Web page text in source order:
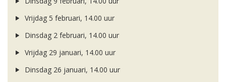
Vrijdag 5 februari, 14.00 uur
Dinsdag 2 februari, 14.00 uur
Vrijdag 29 januari, 14.00 uur
Dinsdag 26 januari, 14.00 uur